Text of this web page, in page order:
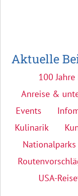
Aktuelle
100
Anreise &
Events
Kulinarik
Nationalparks
USA-